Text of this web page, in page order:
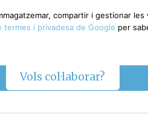
Vols col·laborar?
compartir i gestionar
termes i privadesa de Google per